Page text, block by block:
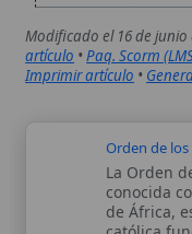
La Orden de
conocida
de África, es
continente
Autor: